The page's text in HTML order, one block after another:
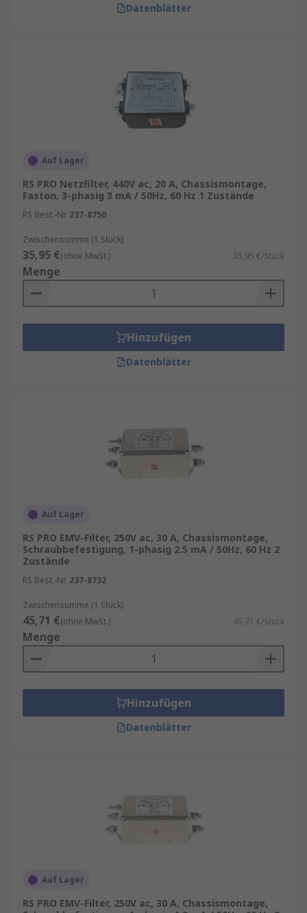
Datenblätter
Auf Lager
RS PRO Netzfilter, 440V ac, 20 A, Chassismontage,
Faston, 3-phasig 3 mA / 50Hz, 60 Hz 1 Zustände
RS Best.-Nr. 237-8750
Zwischensumme (1 Stück)
35,95 €(ohne MwSt.) 35,95 €/Stück
Menge
Hinzufügen
Datenblätter
Auf Lager
RS PRO EMV-Filter, 250V ac, 30 A, Chassismontage,
Schraubbefestigung, 1-phasig 2.5 mA / 50Hz, 60 Hz 2
Zustände
RS Best.-Nr. 237-8732
Zwischensumme (1 Stück)
45,71 €(ohne MwSt.) 45,71 €/Stück
Menge
Hinzufügen
Datenblätter
Auf Lager
RS PRO EMV-Filter, 250V ac, 30 A, Chassismontage,